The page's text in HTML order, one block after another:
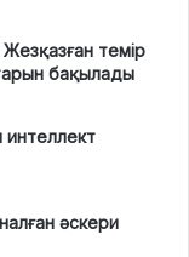
темір
бақылады
интеллект
әскери